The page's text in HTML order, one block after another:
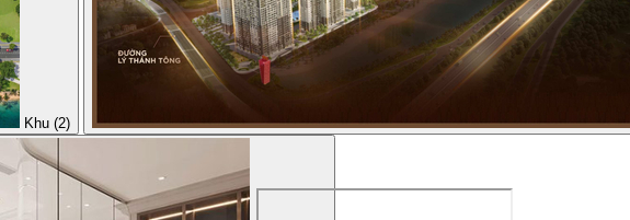
Khu (2)